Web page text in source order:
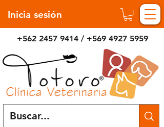
Inicia sesión
+562 2457 9414 / +569 4927 5959